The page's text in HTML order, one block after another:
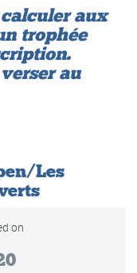
aux
trophée
au
Les
on